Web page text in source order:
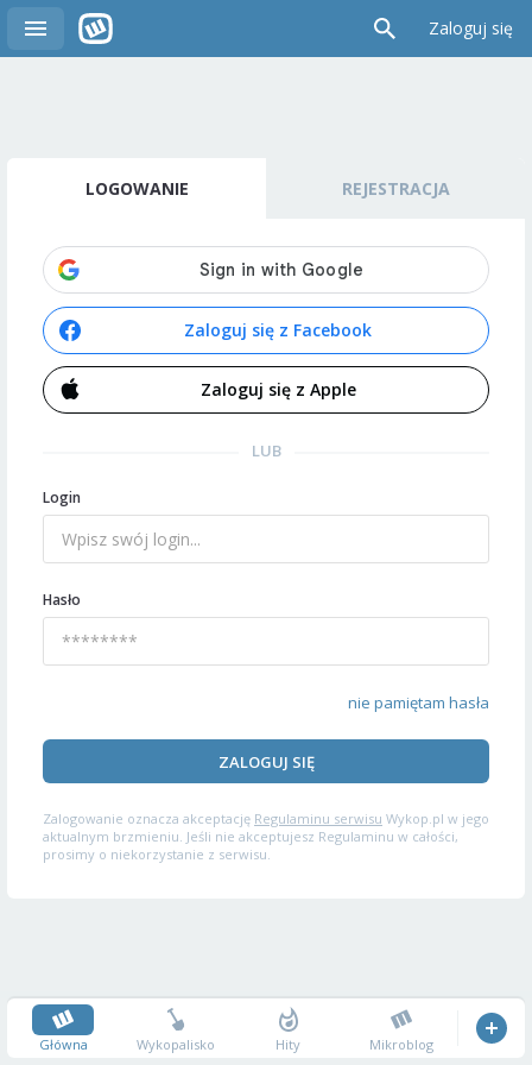
Zaloguj się
LOGOWANIE REJESTRACJA
Zaloguj się z Facebook
Zaloguj się z Apple
LUB
Login
Hasło
nie pamiętam hasła
ZALOGUJ SIĘ
Zalogowanie oznacza akceptację Regulaminu serwisu Wykop.pl w jego
aktualnym brzmieniu. Jeśli nie akceptujesz Regulaminu w całości,
prosimy o niekorzystanie z serwisu.
Główna Wykopalisko Hity Mikroblog